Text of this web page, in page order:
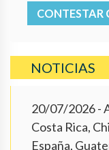
CONTESTAR
NOTICIAS
20/07/2026-
Costa Rica,
España,